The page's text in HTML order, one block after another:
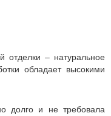
отделки – натуральное
обладает высокими
долго и не требовала